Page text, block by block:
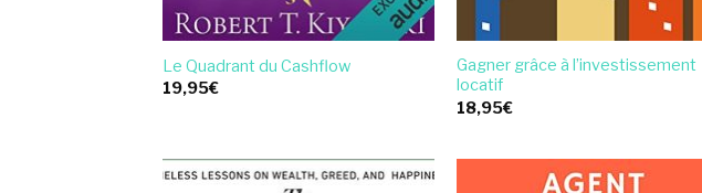
Le Quadrant du Cashflow
19,95€
Gagner grâce à l’investissement
locatif
18,95€